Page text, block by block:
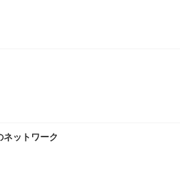
ットワーク